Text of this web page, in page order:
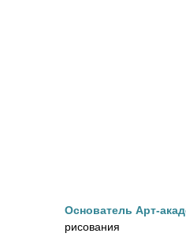
Основатель Арт-
рисования